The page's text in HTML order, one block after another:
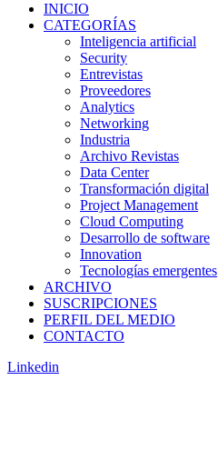
INICIO
CATEGORÍAS
Inteligencia artificial
Security
Entrevistas
Proveedores
Analytics
Networking
Industria
Archivo Revistas
Data Center
Transformación digital
Project Management
Cloud Computing
Desarrollo de software
Innovation
Tecnologías emergentes
ARCHIVO
SUSCRIPCIONES
PERFIL DEL MEDIO
CONTACTO
Linkedin